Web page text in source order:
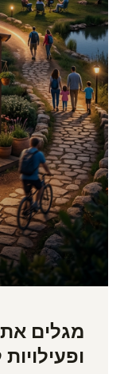
מגלים